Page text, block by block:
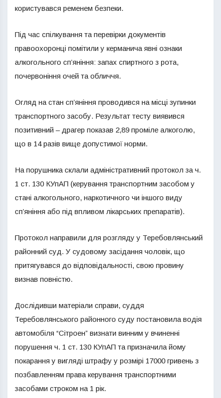
користувався ременем безпеки.
Під час спілкування та перевірки документів
правоохоронці помітили у керманича явні ознаки
алкогольного сп’яніння: запах спиртного з рота,
почервоніння очей та обличчя.
Огляд на стан сп’яніння проводився на місці зупинки
транспортного засобу. Результат тесту виявився
позитивний – драгер показав 2,89 проміле алкоголю,
що в 14 разів вище допустимої норми.
На порушника склали адміністративний протокол за ч.
1 ст. 130 КУпАП (керування транспортним засобом у
стані алкогольного, наркотичного чи іншого виду
сп’яніння або під впливом лікарських препаратів).
Протокол направили для розгляду у Теребовлянський
районний суд. У судовому засідання чоловік, що
притягувався до відповідальності, свою провину
визнав повністю.
Дослідивши матеріали справи, суддя
Теребовлянського районного суду постановила водія
автомобіля “Сітроен” визнати винним у вчиненні
порушення ч. 1 ст. 130 КУпАП та призначила йому
покарання у вигляді штрафу у розмірі 17000 гривень з
позбавленням права керування транспортними
засобами строком на 1 рік.